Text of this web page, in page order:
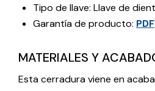
Tipo de llave: Llave de
Garantía de producto: PDF
MATERIALES Y
Esta cerradura viene en